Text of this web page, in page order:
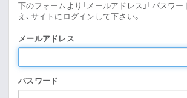
Discography
Goods
下のフォームより「メールアドレス」「パスワー
え、サイトにログインして下さい。
メールアドレス
パスワード